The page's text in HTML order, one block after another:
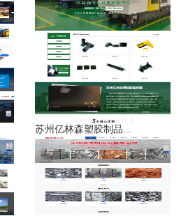
苏州亿林森塑胶制品...